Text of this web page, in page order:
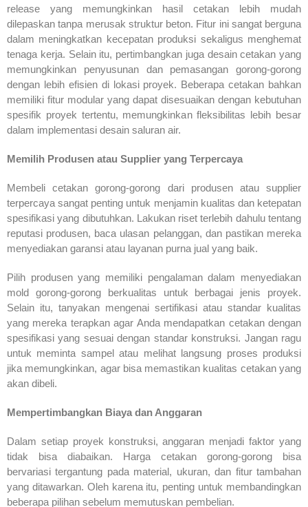
release yang memungkinkan hasil cetakan lebih mudah
dilepaskan tanpa merusak struktur beton. Fitur ini sangat berguna
dalam meningkatkan kecepatan produksi sekaligus menghemat
tenaga kerja. Selain itu, pertimbangkan juga desain cetakan yang
memungkinkan penyusunan dan pemasangan gorong-gorong
dengan lebih efisien di lokasi proyek. Beberapa cetakan bahkan
memiliki fitur modular yang dapat disesuaikan dengan kebutuhan
spesifik proyek tertentu, memungkinkan fleksibilitas lebih besar
dalam implementasi desain saluran air.
Memilih Produsen atau Supplier yang Terpercaya
Membeli cetakan gorong-gorong dari produsen atau supplier
terpercaya sangat penting untuk menjamin kualitas dan ketepatan
spesifikasi yang dibutuhkan. Lakukan riset terlebih dahulu tentang
reputasi produsen, baca ulasan pelanggan, dan pastikan mereka
menyediakan garansi atau layanan purna jual yang baik.
Pilih produsen yang memiliki pengalaman dalam menyediakan
mold gorong-gorong berkualitas untuk berbagai jenis proyek.
Selain itu, tanyakan mengenai sertifikasi atau standar kualitas
yang mereka terapkan agar Anda mendapatkan cetakan dengan
spesifikasi yang sesuai dengan standar konstruksi. Jangan ragu
untuk meminta sampel atau melihat langsung proses produksi
jika memungkinkan, agar bisa memastikan kualitas cetakan yang
akan dibeli.
Mempertimbangkan Biaya dan Anggaran
Dalam setiap proyek konstruksi, anggaran menjadi faktor yang
tidak bisa diabaikan. Harga cetakan gorong-gorong bisa
bervariasi tergantung pada material, ukuran, dan fitur tambahan
yang ditawarkan. Oleh karena itu, penting untuk membandingkan
beberapa pilihan sebelum memutuskan pembelian.